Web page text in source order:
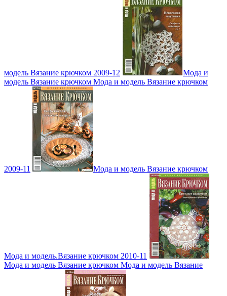
модель Вязание крючком 2009-12
Мода и
модель Вязание крючком Мода и модель Вязание крючком
2009-11 Мода и модель Вязание крючком
Мода и модель.Вязание крючком 2010-11
Мода и модель Вязание крючком Мода и модель Вязание